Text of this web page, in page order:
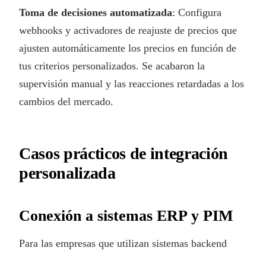
Toma de decisiones automatizada: Configura
webhooks y activadores de reajuste de precios que
ajusten automáticamente los precios en función de
tus criterios personalizados. Se acabaron la
supervisión manual y las reacciones retardadas a los
cambios del mercado.
Casos prácticos de integración
personalizada
Conexión a sistemas ERP y PIM
Para las empresas que utilizan sistemas backend